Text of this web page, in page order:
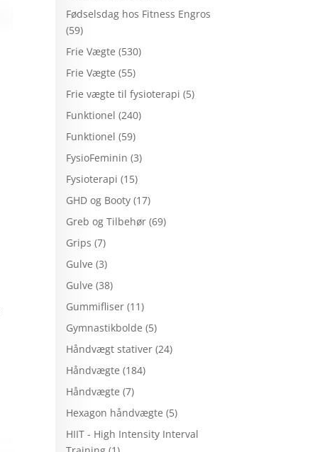
Fødselsdag hos Fitness Engros
(59)
Frie Vægte (530)
Frie Vægte (55)
Frie vægte til fysioterapi (5)
Funktionel (240)
Funktionel (59)
FysioFeminin (3)
Fysioterapi (15)
GHD og Booty (17)
Greb og Tilbehør (69)
Grips (7)
Gulve (3)
Gulve (38)
Gummifliser (11)
Gymnastikbolde (5)
Håndvægt stativer (24)
Håndvægte (184)
Håndvægte (7)
Hexagon håndvægte (5)
HIIT - High Intensity Interval